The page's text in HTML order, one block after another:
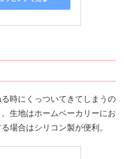
時にくっついてきてしまうの
生地はホームベーカリーにお
場合はシリコン製が便利。